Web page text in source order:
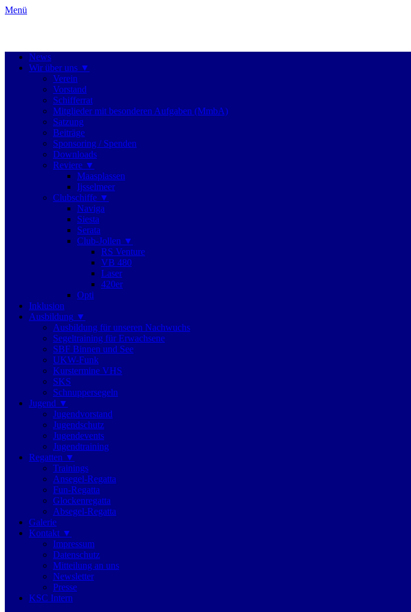
Menü
Primäres
Menü
Zum
Inhalt
News
Wir über uns
Verein
Vorstand
Schifferrat
Mitglieder mit besonderen Aufgaben (MmbA)
Satzung
Beiträge
Sponsoring / Spenden
Downloads
Reviere
Maasplassen
Ijsselmeer
Clubschiffe
Naviga
Siesta
Serata
Club-Jollen
RS Venture
VB 480
Laser
420er
Opti
Inklusion
Ausbildung
Ausbildung für unseren Nachwuchs
Segeltraining für Erwachsene
SBF Binnen und See
UKW-Funk
Kurstermine VHS
SKS
Schnuppersegeln
Jugend
Jugendvorstand
Jugendschutz
Jugendevents
Jugendtraining
Regatten
Trainings
Ansegel-Regatta
Fun-Regatta
Glockenregatta
Absegel-Regatta
Galerie
Kontakt
Impressum
Datenschutz
Mitteilung an uns
Newsletter
Presse
KSC Intern